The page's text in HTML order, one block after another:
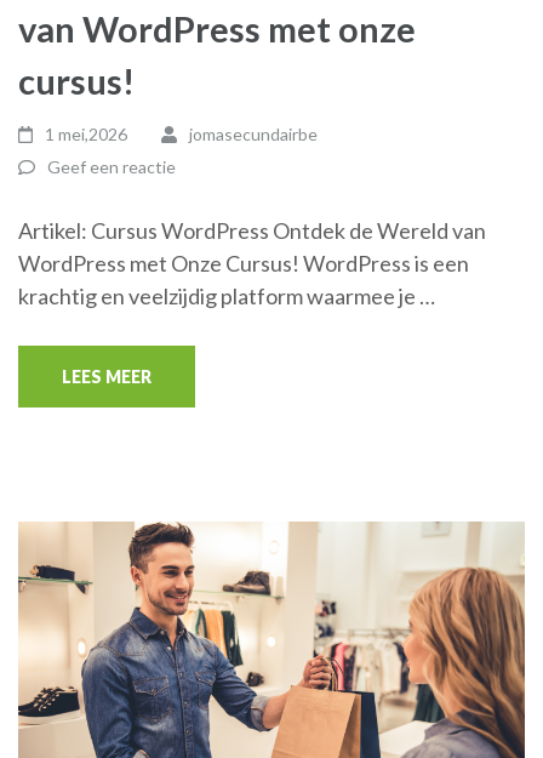
van WordPress met onze
cursus!
1 mei,2026
jomasecundairbe
Geef een reactie
Artikel: Cursus WordPress Ontdek de Wereld van
WordPress met Onze Cursus! WordPress is een
krachtig en veelzijdig platform waarmee je …
LEES MEER